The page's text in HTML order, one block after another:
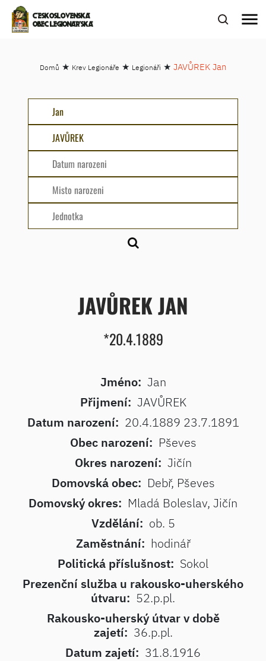
ČESKOSLOVENSKÁ
OBEC LEGIONÁŘSKÁ
menu
Domů ★ Krev Legionáře ★ Legionáři ★ JAVŮREK Jan
JAVŮREK JAN
*20.4.1889
Jméno: Jan
Přijmení: JAVŮREK
Datum narození: 20.4.1889 23.7.1891
Obec narození: Pševes
Okres narození: Jičín
Domovská obec: Debř, Pševes
Domovský okres: Mladá Boleslav, Jičín
Vzdělání: ob. 5
Zaměstnání: hodinář
Politická příslušnost: Sokol
Prezenční služba u rakousko-uherského
útvaru: 52.p.pl.
Rakousko-uherský útvar v době
zajetí: 36.p.pl.
Datum zajetí: 31.8.1916